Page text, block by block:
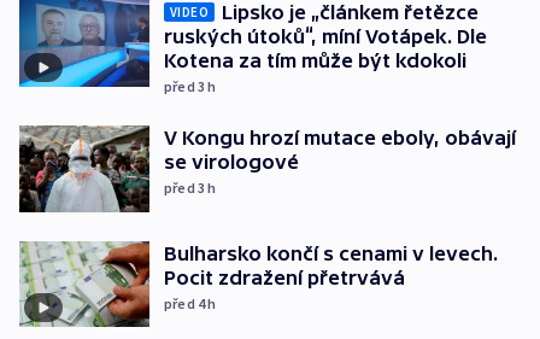
VIDEO
Lipsko je „článkem řetězce
ruských útoků“, míní Votápek. Dle
Kotena za tím může být kdokoli
před 3h
V Kongu hrozí mutace eboly, obávají
se virologové
před 3h
Bulharsko končí s cenami v levech.
Pocit zdražení přetrvává
před 4h